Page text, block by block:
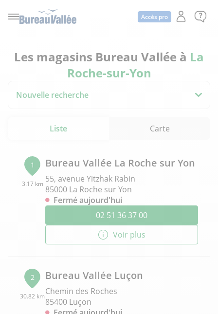
Accès pro
Les magasins Bureau Vallée à La
Roche-sur-Yon
Nouvelle recherche
Liste Carte
1
3.17 km
Bureau Vallée La Roche sur Yon
55, avenue Yitzhak Rabin
85000 La Roche sur Yon
Fermé aujourd'hui
02 51 36 37 00
Voir plus
2
30.82 km
Bureau Vallée Luçon
Chemin des Roches
85400 Luçon